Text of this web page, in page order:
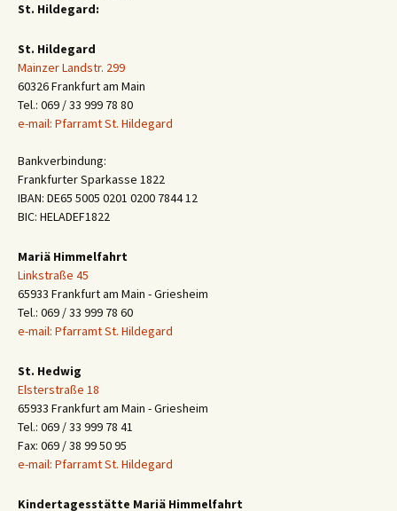
St. Hildegard:
St. Hildegard
Mainzer Landstr. 299
60326 Frankfurt am Main
Tel.: 069 / 33 999 78 80
e-mail: Pfarramt St. Hildegard
Bankverbindung:
Frankfurter Sparkasse 1822
IBAN: DE65 5005 0201 0200 7844 12
BIC: HELADEF1822
Mariä Himmelfahrt
Linkstraße 45
65933 Frankfurt am Main - Griesheim
Tel.: 069 / 33 999 78 60
e-mail: Pfarramt St. Hildegard
St. Hedwig
Elsterstraße 18
65933 Frankfurt am Main - Griesheim
Tel.: 069 / 33 999 78 41
Fax: 069 / 38 99 50 95
e-mail: Pfarramt St. Hildegard
Kindertagesstätte Mariä Himmelfahrt